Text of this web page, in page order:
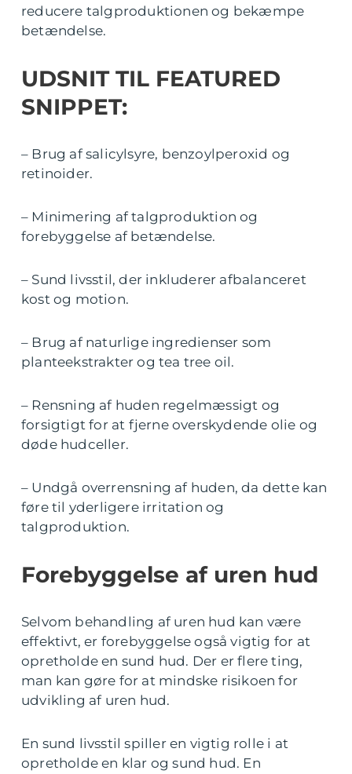
reducere talgproduktionen og bekæmpe
betændelse.
UDSNIT TIL FEATURED
SNIPPET:
– Brug af salicylsyre, benzoylperoxid og
retinoider.
– Minimering af talgproduktion og
forebyggelse af betændelse.
– Sund livsstil, der inkluderer afbalanceret
kost og motion.
– Brug af naturlige ingredienser som
planteekstrakter og tea tree oil.
– Rensning af huden regelmæssigt og
forsigtigt for at fjerne overskydende olie og
døde hudceller.
– Undgå overrensning af huden, da dette kan
føre til yderligere irritation og
talgproduktion.
Forebyggelse af uren hud
Selvom behandling af uren hud kan være
effektivt, er forebyggelse også vigtig for at
opretholde en sund hud. Der er flere ting,
man kan gøre for at mindske risikoen for
udvikling af uren hud.
En sund livsstil spiller en vigtig rolle i at
opretholde en klar og sund hud. En